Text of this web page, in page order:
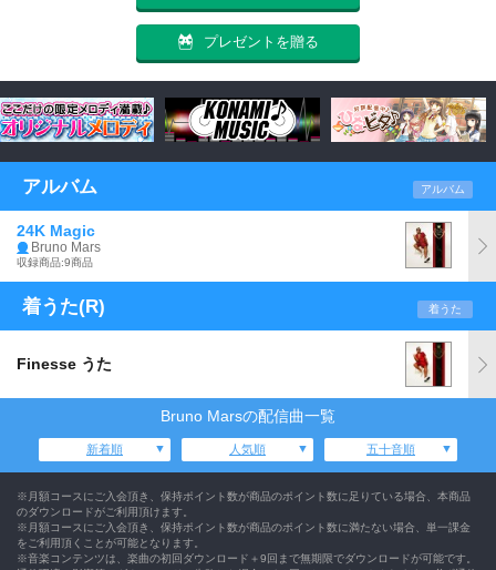
プレゼントを贈る
アルバム アルバム
24K Magic
Bruno Mars
収録商品:9商品
着うた(R) 着うた
Finesse うた
Bruno Marsの配信曲一覧
新着順 人気順 五十音順
※月額コースにご入会頂き、保持ポイント数が商品のポイント数に足りている場合、本商品
のダウンロードがご利用頂けます。
※月額コースにご入会頂き、保持ポイント数が商品のポイント数に満たない場合、単一課金
をご利用頂くことが可能となります。
※音楽コンテンツは、楽曲の初回ダウンロード＋9回まで無期限でダウンロードが可能です。